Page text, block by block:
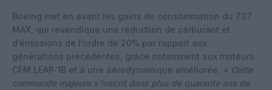
Boeing met en avant les gains de consommation du 737
MAX, qui revendique une réduction de carburant et
d’émissions de l’ordre de 20% par rapport aux
générations précédentes, grâce notamment aux moteurs
CFM LEAP‑1B et à une aérodynamique améliorée. « Cette
commande majeure s’inscrit dans plus de quarante ans de